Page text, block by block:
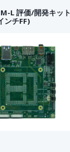
L 評価/開発キット
ンチFF)